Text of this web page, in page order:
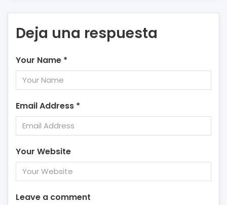
Deja una respuesta
Your Name *
Email Address *
Your Website
Leave a comment